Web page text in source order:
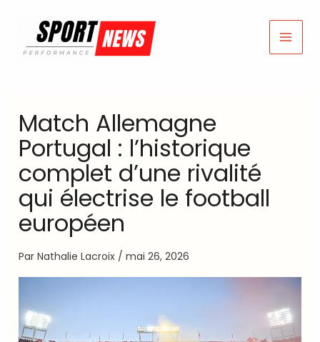
contenu
Match Allemagne
Portugal : l’historique
complet d’une rivalité
qui électrise le football
européen
ParNathalie Lacroix /mai 26, 2026